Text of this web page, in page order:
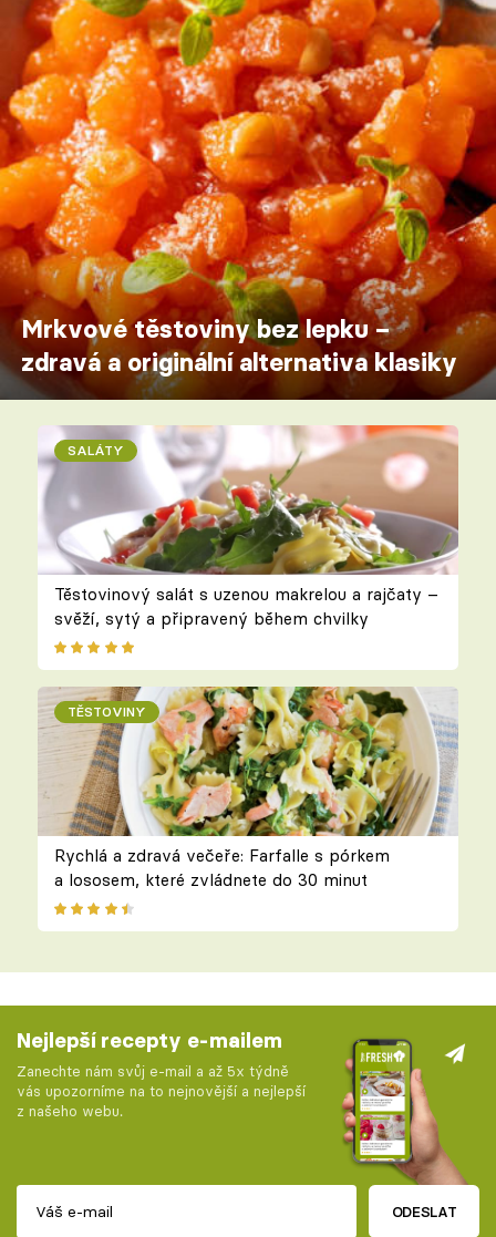
Mrkvové těstoviny bez lepku –
zdravá a originální alternativa klasiky
SALÁTY
Těstovinový salát s uzenou makrelou a rajčaty –
svěží, sytý a připravený během chvilky
TĚSTOVINY
Rychlá a zdravá večeře: Farfalle s pórkem
a lososem, které zvládnete do 30 minut
Nejlepší recepty e-mailem
Zanechte nám svůj e-mail a až 5x týdně
vás upozorníme na to nejnovější a nejlepší
z našeho webu.
ODESLAT